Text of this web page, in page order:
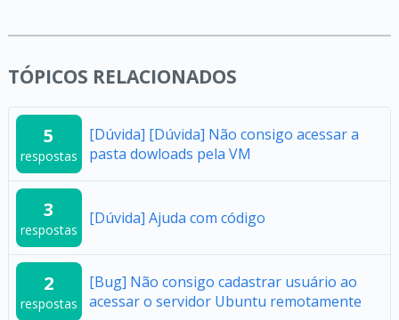
TÓPICOS RELACIONADOS
5
respostas
[Dúvida] [Dúvida] Não consigo acessar a
pasta dowloads pela VM
3
respostas
[Dúvida] Ajuda com código
2
respostas
[Bug] Não consigo cadastrar usuário ao
acessar o servidor Ubuntu remotamente